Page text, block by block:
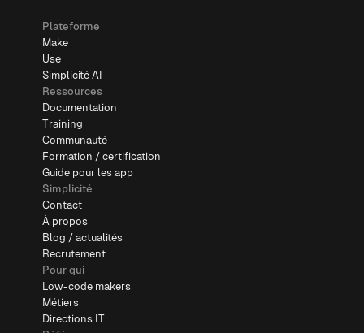
Plateforme
Make
Use
Simplicité AI
Ressources
Documentation
Training
Communauté
Formation / certification
Guide pour les app
Simplicité
Contact
À propos
Blog / actualités
Recrutement
Pour qui
Low-code makers
Métiers
Directions IT